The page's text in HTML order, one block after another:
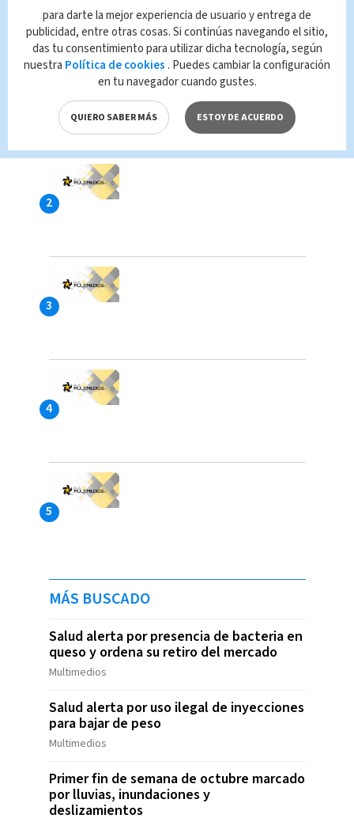
LAS MÁS VISTAS
MÁS BUSCADO
Salud alerta por presencia de bacteria en
queso y ordena su retiro del mercado
Multimedios
Salud alerta por uso ilegal de inyecciones
para bajar de peso
Multimedios
Primer fin de semana de octubre marcado
por lluvias, inundaciones y
deslizamientos
para darte la mejor experiencia de usuario y entrega de
publicidad, entre otras cosas. Si continúas navegando el sitio,
das tu consentimiento para utilizar dicha tecnología, según
nuestra Política de cookies . Puedes cambiar la configuración
en tu navegador cuando gustes.
QUIERO SABER MÁS ESTOY DE ACUERDO